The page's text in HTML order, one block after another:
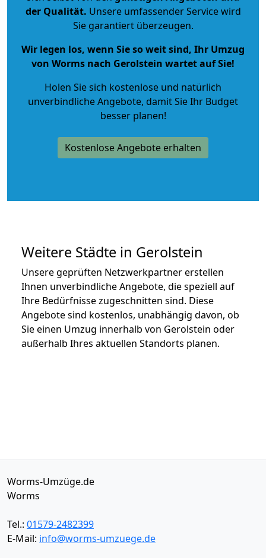
der Qualität. Unsere umfassender Service wird
Sie garantiert überzeugen.
Wir legen los, wenn Sie so weit sind, Ihr Umzug
von Worms nach Gerolstein wartet auf Sie!
Holen Sie sich kostenlose und natürlich
unverbindliche Angebote, damit Sie Ihr Budget
besser planen!
Kostenlose Angebote erhalten
Weitere Städte in Gerolstein
Unsere geprüften Netzwerkpartner erstellen
Ihnen unverbindliche Angebote, die speziell auf
Ihre Bedürfnisse zugeschnitten sind. Diese
Angebote sind kostenlos, unabhängig davon, ob
Sie einen Umzug innerhalb von Gerolstein oder
außerhalb Ihres aktuellen Standorts planen.
Worms-Umzüge.de
Worms
Tel.: 01579-2482399
E-Mail: info@worms-umzuege.de